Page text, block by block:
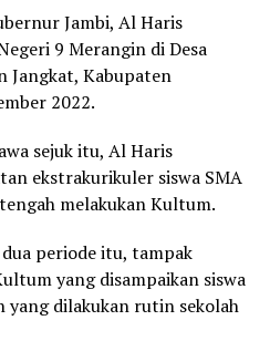
Jambi, Al Haris
9 Merangin di Desa
Jangkat, Kabupaten
2022.
sejuk itu, Al Haris
ekstrakurikuler siswa SMA
melakukan Kultum.
periode itu, tampak
yang disampaikan siswa
yang dilakukan rutin sekolah